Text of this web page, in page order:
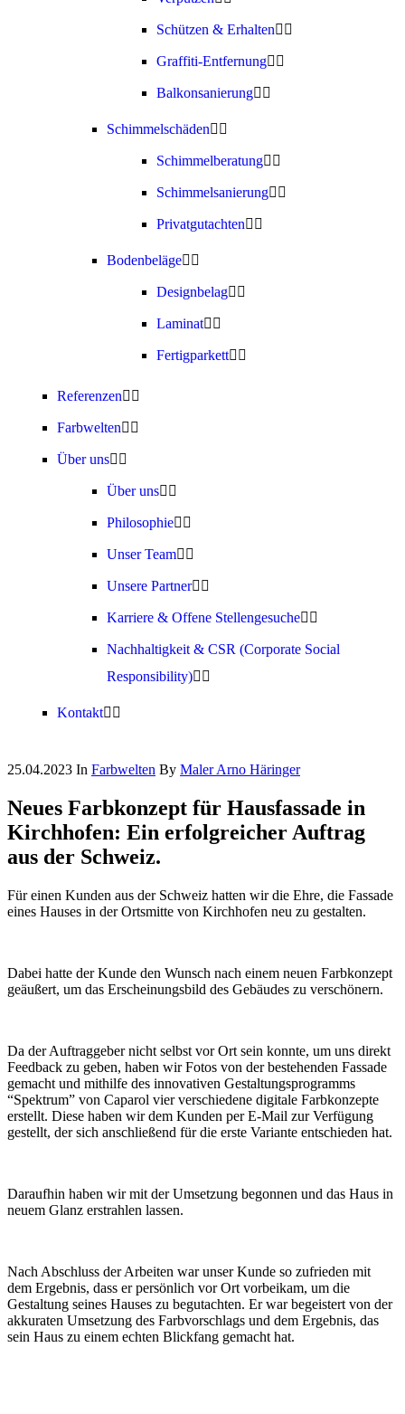
Schützen & Erhalten
Graffiti-Entfernung
Balkonsanierung
Schimmelschäden
Schimmelberatung
Schimmelsanierung
Privatgutachten
Bodenbeläge
Designbelag
Laminat
Fertigparkett
Referenzen
Farbwelten
Über uns
Über uns
Philosophie
Unser Team
Unsere Partner
Karriere & Offene Stellengesuche
Nachhaltigkeit & CSR (Corporate Social
Responsibility)
Kontakt
25.04.2023 In Farbwelten By Maler Arno Häringer
Neues Farbkonzept für Hausfassade in
Kirchhofen: Ein erfolgreicher Auftrag
aus der Schweiz.
Für einen Kunden aus der Schweiz hatten wir die Ehre, die Fassade
eines Hauses in der Ortsmitte von Kirchhofen neu zu gestalten.
Dabei hatte der Kunde den Wunsch nach einem neuen Farbkonzept
geäußert, um das Erscheinungsbild des Gebäudes zu verschönern.
Da der Auftraggeber nicht selbst vor Ort sein konnte, um uns direkt
Feedback zu geben, haben wir Fotos von der bestehenden Fassade
gemacht und mithilfe des innovativen Gestaltungsprogramms
“Spektrum” von Caparol vier verschiedene digitale Farbkonzepte
erstellt. Diese haben wir dem Kunden per E-Mail zur Verfügung
gestellt, der sich anschließend für die erste Variante entschieden hat.
Daraufhin haben wir mit der Umsetzung begonnen und das Haus in
neuem Glanz erstrahlen lassen.
Nach Abschluss der Arbeiten war unser Kunde so zufrieden mit
dem Ergebnis, dass er persönlich vor Ort vorbeikam, um die
Gestaltung seines Hauses zu begutachten. Er war begeistert von der
akkuraten Umsetzung des Farbvorschlags und dem Ergebnis, das
sein Haus zu einem echten Blickfang gemacht hat.